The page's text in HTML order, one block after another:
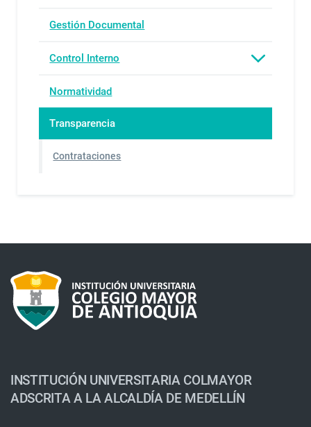
Gestión Documental
Control Interno
Normatividad
Transparencia
Contrataciones
INSTITUCIÓN UNIVERSITARIA COLMAYOR
ADSCRITA A LA ALCALDÍA DE MEDELLÍN